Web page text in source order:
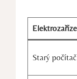
Starý počítač